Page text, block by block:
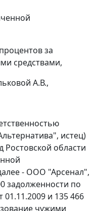
за
средствами,
А.В.,
истец)
области
- ООО "Арсенал",
задолженности по
и 135 466
чужими